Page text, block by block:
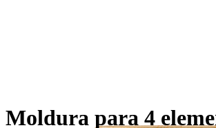
Moldura para 4